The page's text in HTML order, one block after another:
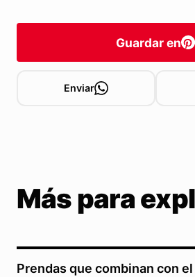
Guardar en
Enviar
Más para
Prendas que combinan con